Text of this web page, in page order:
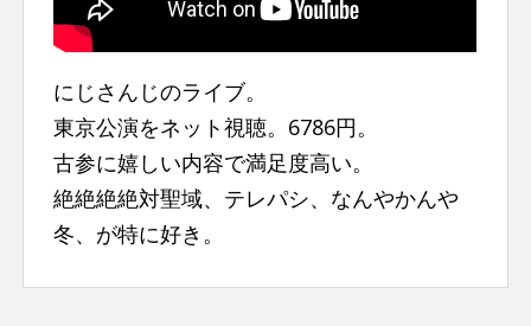
にじさんじのライブ。
東京公演をネット視聴。6786円。
古参に嬉しい内容で満足度高い。
絶絶絶絶対聖域、テレパシ、なんやかんや
冬、が特に好き。